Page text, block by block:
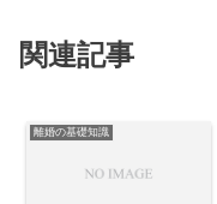
関連記事
離婚の基礎知識